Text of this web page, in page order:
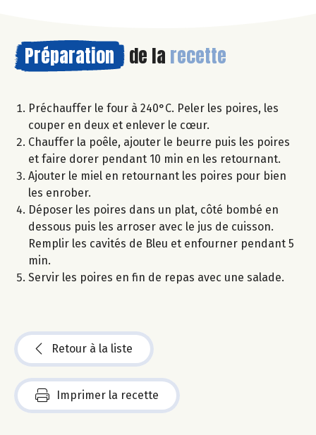
Préparation de la recette
Préchauffer le four à 240°C. Peler les poires, les
couper en deux et enlever le cœur.
Chauffer la poêle, ajouter le beurre puis les poires
et faire dorer pendant 10 min en les retournant.
Ajouter le miel en retournant les poires pour bien
les enrober.
Déposer les poires dans un plat, côté bombé en
dessous puis les arroser avec le jus de cuisson.
Remplir les cavités de Bleu et enfourner pendant 5
min.
Servir les poires en fin de repas avec une salade.
Retour à la liste
Imprimer la recette